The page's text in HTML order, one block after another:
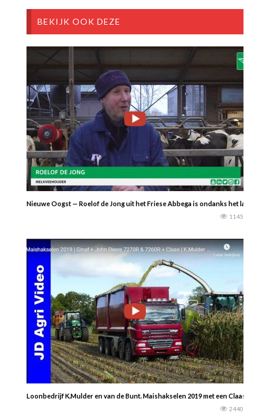
BEKIJK OOK DEZE
Nieuwe Oogst — Roelof de Jong uit het Friese Abbega is ondanks het lastige
1145
Loonbedrijf K.Mulder en van de Bunt. Maishakselen 2019 met een Claas 940,
2440